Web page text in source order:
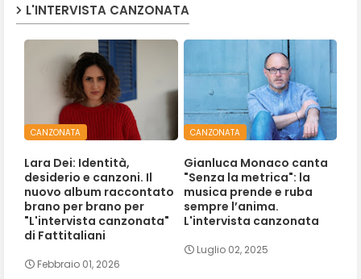
L'INTERVISTA CANZONATA
CANZONATA
Lara Dei: Identità,
desiderio e canzoni. Il
nuovo album raccontato
brano per brano per
"L'intervista canzonata"
di Fattitaliani
Febbraio 01, 2026
CANZONATA
Gianluca Monaco canta
"Senza la metrica": la
musica prende e ruba
sempre l’anima.
L'intervista canzonata
Luglio 02, 2025